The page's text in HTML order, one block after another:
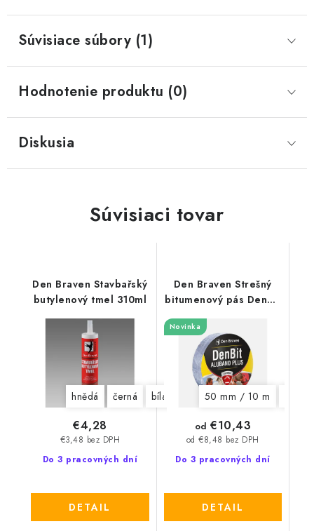
Súvisiace súbory (1)
Hodnotenie produktu (0)
Diskusia
Súvisiaci tovar
Den Braven Stavbařský
butylenový tmel 310ml
hnědá černá bílá
Do 3 pracovných dní
€3,48 bez DPH
€4,28
DETAIL
Den Braven Strešný
bitumenový pás DenBit
Aluband PLUS
Novinka
50 mm / 10 m
Do 3 pracovných dní
od €8,48 bez DPH
od €10,43
DETAIL